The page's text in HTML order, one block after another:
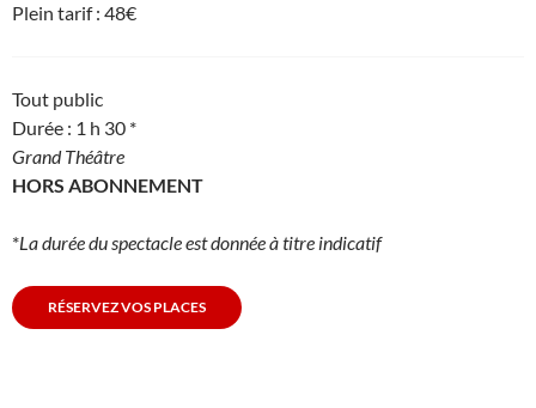
Plein tarif : 48€
Tout public
Durée : 1 h 30 *
Grand Théâtre
HORS ABONNEMENT
*La durée du spectacle est donnée à titre indicatif
RÉSERVEZ VOS PLACES